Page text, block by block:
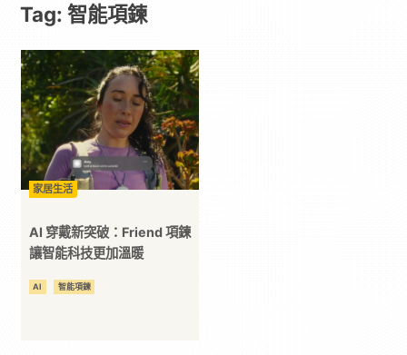
戲
｜
動
漫
二
次
Tag: 智能項鍊
家居生活
AI 穿戴新突破：Friend 項鍊
讓智能科技更加溫暖
AI 智能項鍊